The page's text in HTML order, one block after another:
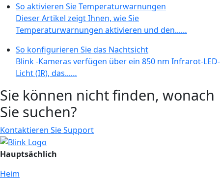
So aktivieren Sie Temperaturwarnungen
Dieser Artikel zeigt Ihnen, wie Sie
Temperaturwarnungen aktivieren und den...…
So konfigurieren Sie das Nachtsicht
Blink -Kameras verfügen über ein 850 nm Infrarot-LED-
Licht (IR), das...…
Sie können nicht finden, wonach
Sie suchen?
Kontaktieren Sie Support
Hauptsächlich
Heim